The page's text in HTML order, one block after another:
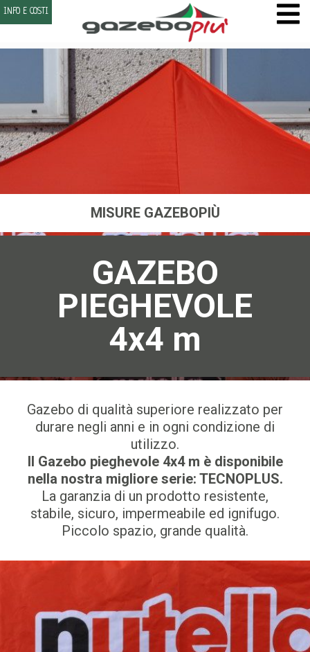
INFO E COSTI
MISURE GAZEBOPIÙ
GAZEBO
PIEGHEVOLE
4x4 m
Gazebo di qualità superiore realizzato per
durare negli anni e in ogni condizione di
utilizzo.
Il Gazebo pieghevole 4x4 m è disponibile
nella nostra migliore serie: TECNOPLUS.
La garanzia di un prodotto resistente,
stabile, sicuro, impermeabile ed ignifugo.
Piccolo spazio, grande qualità.